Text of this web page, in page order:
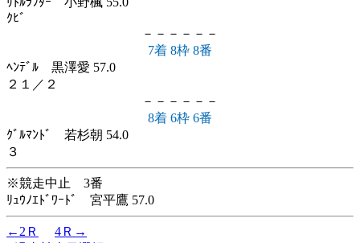
ｸﾋﾞ
－－－－－－
7着 8枠 8番
ﾍﾝﾃﾞﾙ 黒澤愛 57.0
２１／２
－－－－－－
8着 6枠 6番
ｸﾞﾙﾏﾝﾄﾞ 若杉朝 54.0
３
※競走中止 3番
ﾘｭｳﾉｴﾄﾞﾜｰﾄﾞ 宮平鷹 57.0
←2Ｒ
4Ｒ→